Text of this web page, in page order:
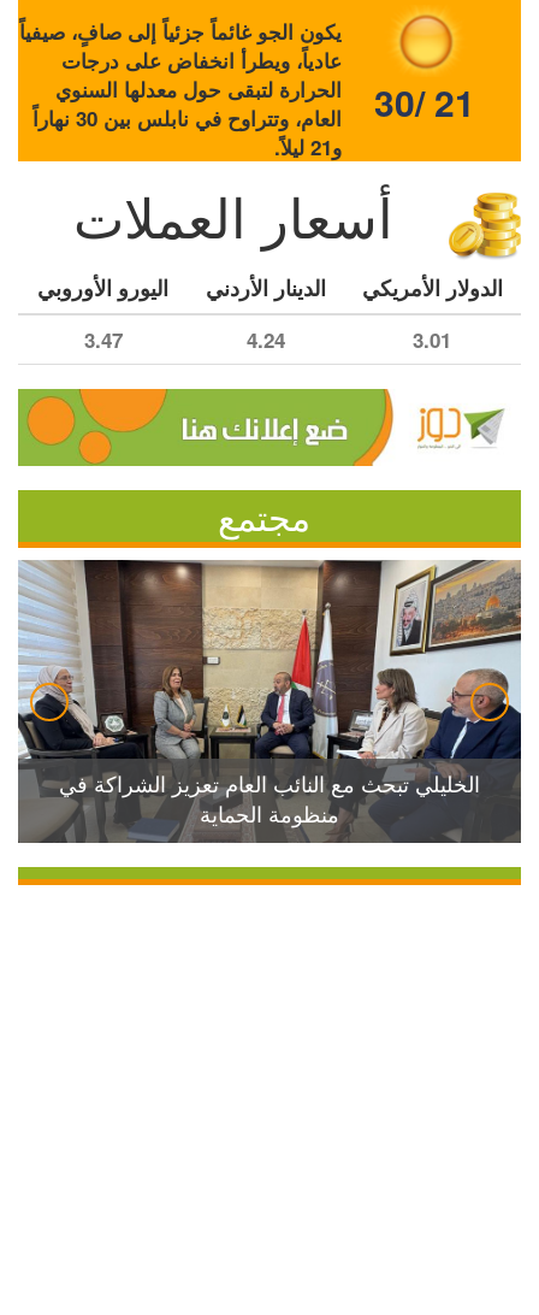
يكون الجو غائماً جزئياً إلى صافٍ، صيفياً
عادياً، ويطرأ انخفاض على درجات
الحرارة لتبقى حول معدلها السنوي
العام، وتتراوح في نابلس بين 30 نهاراً
و21 ليلاً.
30/ 21
أسعار العملات
الدولار الأمريكي الدينار الأردني اليورو الأوروبي
3.01
4.24
3.47
مجتمع
الخليلي تبحث مع النائب العام تعزيز الشراكة في
منظومة الحماية